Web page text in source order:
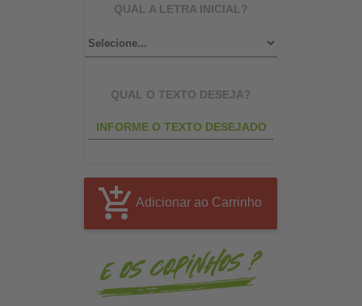
QUAL A LETRA INICIAL?
QUAL O TEXTO DESEJA?
Adicionar ao Carrinho